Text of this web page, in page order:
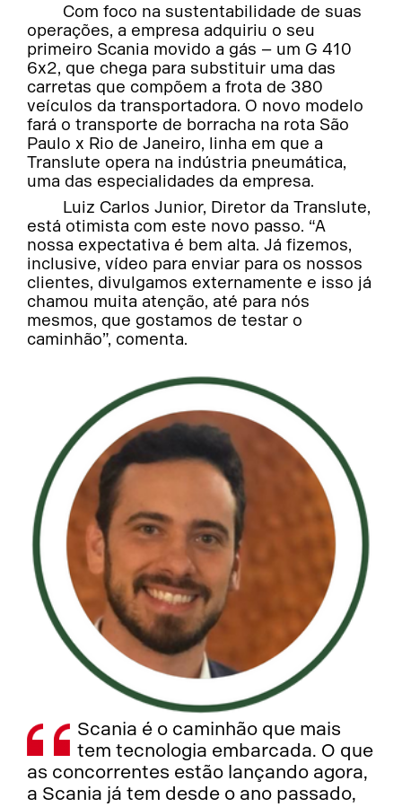
Com foco na sustentabilidade de suas
operações, a empresa adquiriu o seu
primeiro Scania movido a gás – um G 410
6x2, que chega para substituir uma das
carretas que compõem a frota de 380
veículos da transportadora. O novo modelo
fará o transporte de borracha na rota São
Paulo x Rio de Janeiro, linha em que a
Translute opera na indústria pneumática,
uma das especialidades da empresa.
Luiz Carlos Junior, Diretor da Translute,
está otimista com este novo passo. “A
nossa expectativa é bem alta. Já fizemos,
inclusive, vídeo para enviar para os nossos
clientes, divulgamos externamente e isso já
chamou muita atenção, até para nós
mesmos, que gostamos de testar o
caminhão”, comenta.
Scania é o caminhão que mais
tem tecnologia embarcada. O que
as concorrentes estão lançando agora,
a Scania já tem desde o ano passado,